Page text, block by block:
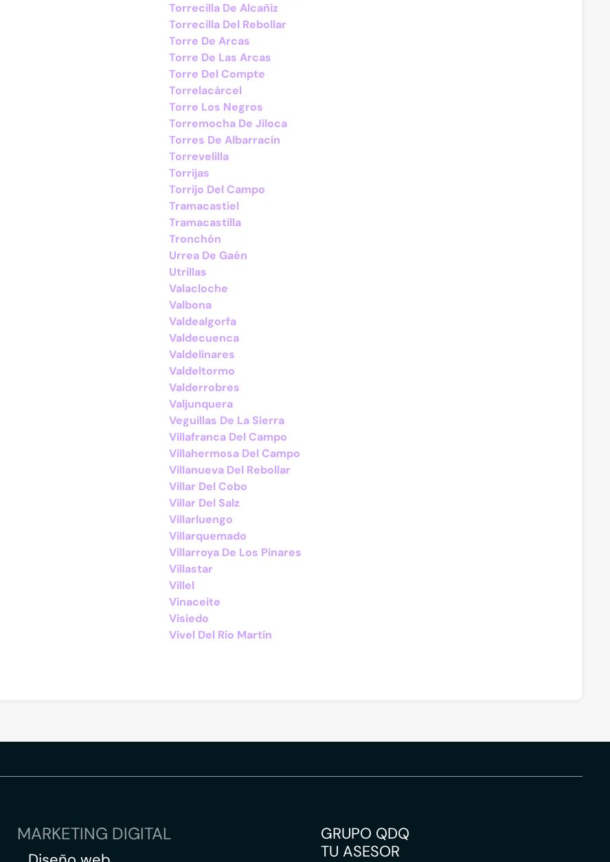
Torrecilla De Alcañiz
Torrecilla Del Rebollar
Torre De Arcas
Torre De Las Arcas
Torre Del Compte
Torrelacárcel
Torre Los Negros
Torremocha De Jiloca
Torres De Albarracín
Torrevelilla
Torrijas
Torrijo Del Campo
Tramacastiel
Tramacastilla
Tronchón
Urrea De Gaén
Utrillas
Valacloche
Valbona
Valdealgorfa
Valdecuenca
Valdelinares
Valdeltormo
Valderrobres
Valjunquera
Veguillas De La Sierra
Villafranca Del Campo
Villahermosa Del Campo
Villanueva Del Rebollar
Villar Del Cobo
Villar Del Salz
Villarluengo
Villarquemado
Villarroya De Los Pinares
Villastar
Villel
Vinaceite
Visiedo
Vivel Del Río Martín
MARKETING DIGITAL
GRUPO QDQ
TU ASESOR